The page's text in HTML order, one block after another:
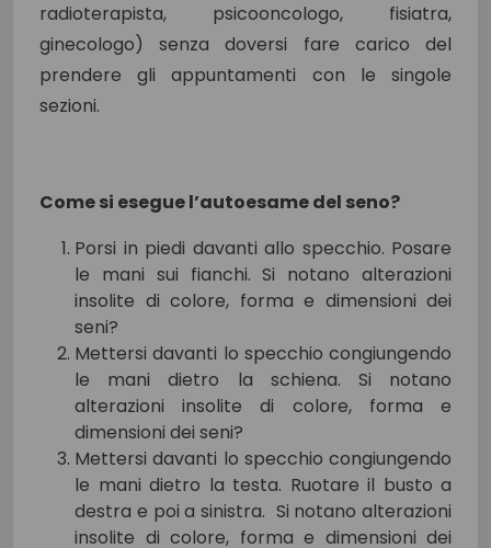
radioterapista, psicooncologo, fisiatra,
ginecologo) senza doversi fare carico del
prendere gli appuntamenti con le singole
sezioni.
Come si esegue l’autoesame del seno?
Porsi in piedi davanti allo specchio. Posare
le mani sui fianchi. Si notano alterazioni
insolite di colore, forma e dimensioni dei
seni?
Mettersi davanti lo specchio congiungendo
le mani dietro la schiena. Si notano
alterazioni insolite di colore, forma e
dimensioni dei seni?
Mettersi davanti lo specchio congiungendo
le mani dietro la testa. Ruotare il busto a
destra e poi a sinistra. Si notano alterazioni
insolite di colore, forma e dimensioni dei